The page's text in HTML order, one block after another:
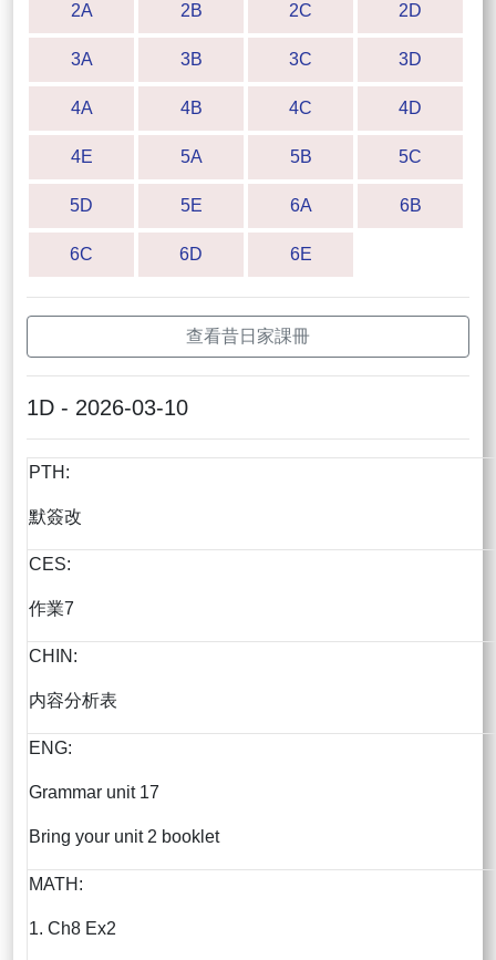
2A 2B 2C 2D
3A 3B 3C 3D
4A 4B 4C 4D
4E 5A 5B 5C
5D 5E 6A 6B
6C 6D 6E
查看昔日家課冊
1D - 2026-03-10
PTH:
默簽改
CES:
作業7
CHIN:
内容分析表
ENG:
Grammar unit 17
Bring your unit 2 booklet
MATH:
1. Ch8 Ex2